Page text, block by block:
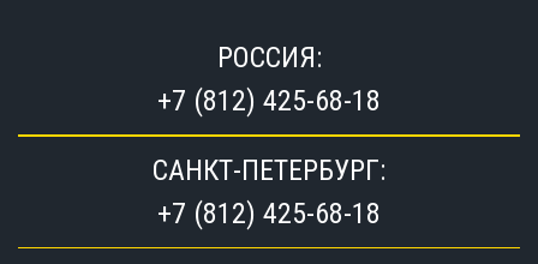
РОССИЯ:
+7 (812) 425-68-18
САНКТ-ПЕТЕРБУРГ:
+7 (812) 425-68-18